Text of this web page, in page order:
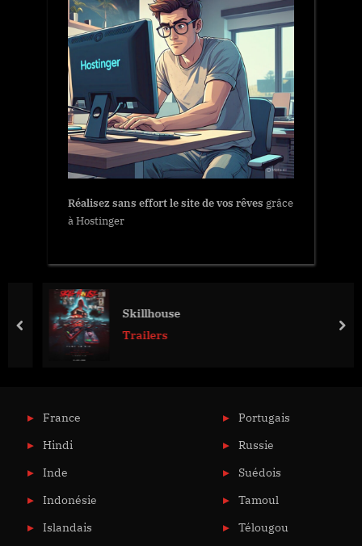
Réalisez sans effort le site de vos rêves grâce
à Hostinger
Skillhouse
Trailers
prev
France
Hindi
Inde
Indonésie
Islandais
Portugais
Russie
Suédois
Tamoul
Télougou